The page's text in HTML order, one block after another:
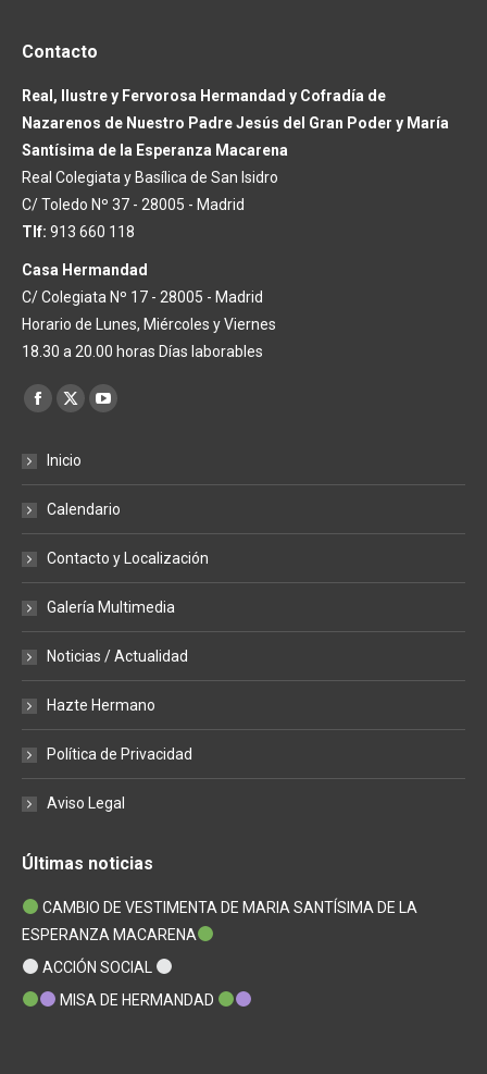
Contacto
Real, Ilustre y Fervorosa Hermandad y Cofradía de
Nazarenos de Nuestro Padre Jesús del Gran Poder y María
Santísima de la Esperanza Macarena
Real Colegiata y Basílica de San Isidro
C/ Toledo Nº 37 - 28005 - Madrid
Tlf: 913 660 118
Casa Hermandad
C/ Colegiata Nº 17 - 28005 - Madrid
Horario de Lunes, Miércoles y Viernes
18.30 a 20.00 horas Días laborables
Encuéntranos en:
Facebook
opens
new
window
X
opens
window
YouTube
window
Inicio
Calendario
Contacto y Localización
Galería Multimedia
Noticias / Actualidad
Hazte Hermano
Política de Privacidad
Aviso Legal
Últimas noticias
CAMBIO DE VESTIMENTA DE MARIA SANTÍSIMA DE LA
ESPERANZA MACARENA
ACCIÓN SOCIAL
MISA DE HERMANDAD